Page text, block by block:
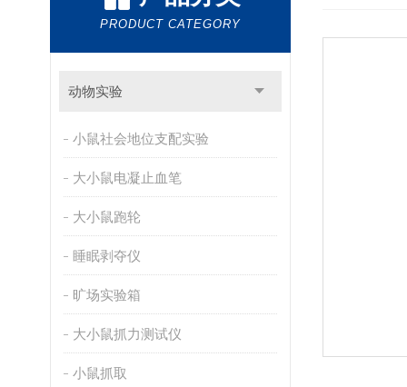
PRODUCT CATEGORY
动物实验
小鼠社会地位支配实验
大小鼠电凝止血笔
大小鼠跑轮
睡眠剥夺仪
旷场实验箱
大小鼠抓力测试仪
小鼠抓取